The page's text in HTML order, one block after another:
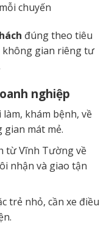
chuyến
đúng theo tiêu
không gian riêng tư
nghiệp
làm, khám bệnh, về
mát mẻ.
từ Vĩnh Tường về
nhận và giao tận
trẻ nhỏ, cần xe điều